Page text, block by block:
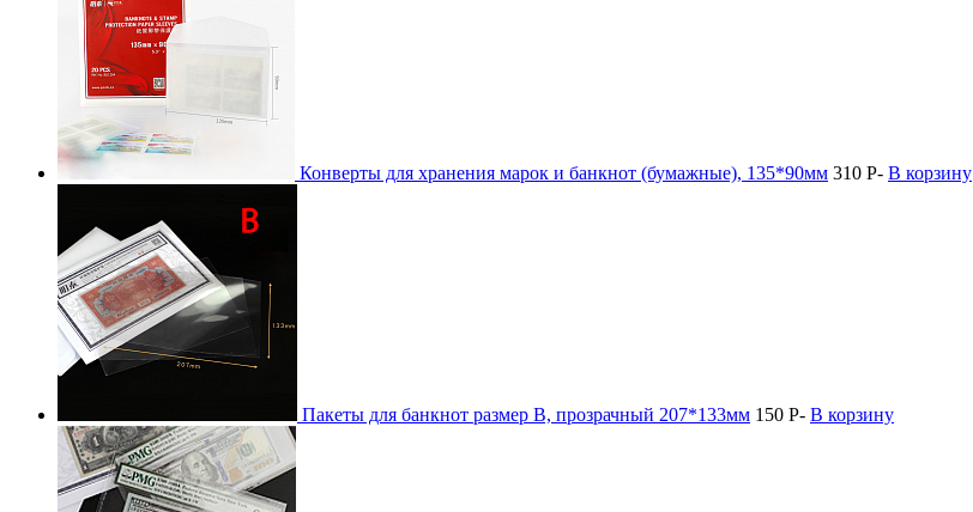
Конверты для хранения марок и банкнот (бумажные), 135*90мм 310 P- В корзину
Пакеты для банкнот размер В, прозрачный 207*133мм 150 P- В корзину